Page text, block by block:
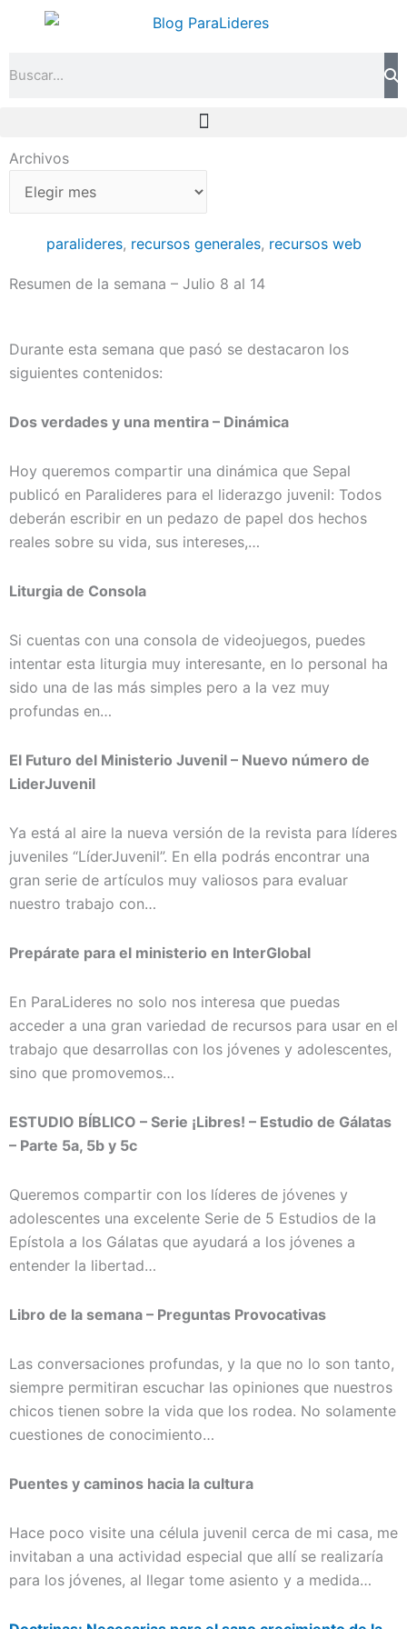
Archivos
Archivos
paralideres, recursos generales, recursos web
Resumen de la semana – Julio 8 al 14
Durante esta semana que pasó se destacaron los
siguientes contenidos:
Dos verdades y una mentira – Dinámica
Hoy queremos compartir una dinámica que Sepal
publicó en Paralideres para el liderazgo juvenil: Todos
deberán escribir en un pedazo de papel dos hechos
reales sobre su vida, sus intereses,…
Liturgia de Consola
Si cuentas con una consola de videojuegos, puedes
intentar esta liturgia muy interesante, en lo personal ha
sido una de las más simples pero a la vez muy
profundas en…
El Futuro del Ministerio Juvenil – Nuevo número de
LiderJuvenil
Ya está al aire la nueva versión de la revista para líderes
juveniles “LíderJuvenil”. En ella podrás encontrar una
gran serie de artículos muy valiosos para evaluar
nuestro trabajo con…
Prepárate para el ministerio en InterGlobal
En ParaLideres no solo nos interesa que puedas
acceder a una gran variedad de recursos para usar en el
trabajo que desarrollas con los jóvenes y adolescentes,
sino que promovemos…
ESTUDIO BÍBLICO – Serie ¡Libres! – Estudio de Gálatas
– Parte 5a, 5b y 5c
Queremos compartir con los líderes de jóvenes y
adolescentes una excelente Serie de 5 Estudios de la
Epístola a los Gálatas que ayudará a los jóvenes a
entender la libertad…
Libro de la semana – Preguntas Provocativas
Las conversaciones profundas, y la que no lo son tanto,
siempre permitiran escuchar las opiniones que nuestros
chicos tienen sobre la vida que los rodea. No solamente
cuestiones de conocimiento…
Puentes y caminos hacia la cultura
Hace poco visite una célula juvenil cerca de mi casa, me
invitaban a una actividad especial que allí se realizaría
para los jóvenes, al llegar tome asiento y a medida…